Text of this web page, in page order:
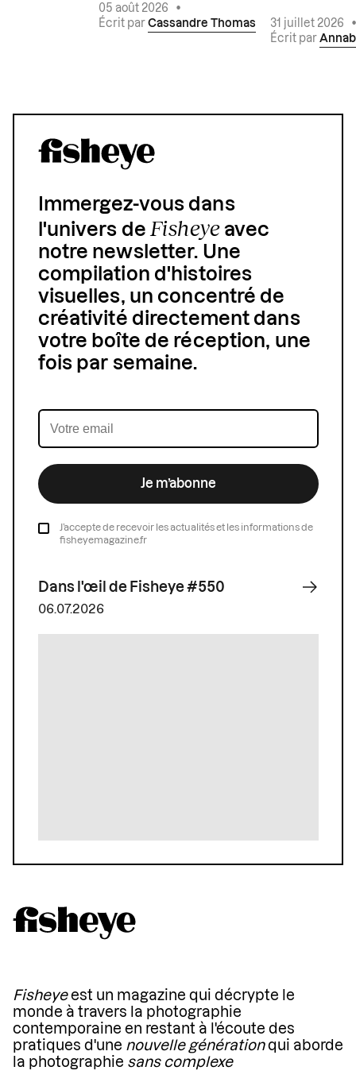
05 août 2026
•
Écrit par Cassandre Thomas 31 juillet 2026
Écrit par
Immergez-vous dans
l'univers deFisheyeavec
notre newsletter. Une
compilation d'histoires
visuelles, un concentré de
créativité directement dans
votre boîte de réception, une
fois par semaine.
Je m’abonne
J’accepte de recevoir les actualités et les informations de
fisheyemagazine.fr
Dans l'œil de Fisheye #550
06.07.2026
Fisheyeest un magazine qui décrypte le
monde à travers la photographie
contemporaine en restant à l'écoute des
pratiques d'une nouvelle générationqui aborde
la photographie sans complexe